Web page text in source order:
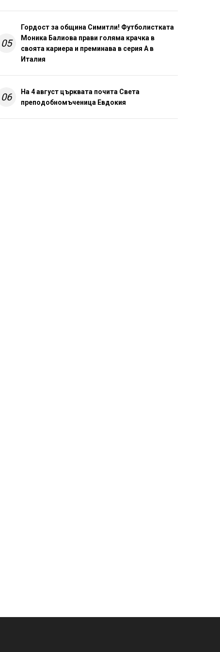
05
Гордост за община Симитли! Футболистката
Моника Балиова прави голяма крачка в
своята кариера и преминава в серия А в
Италия
06
На 4 август църквата почита Света
преподобномъченица Евдокия